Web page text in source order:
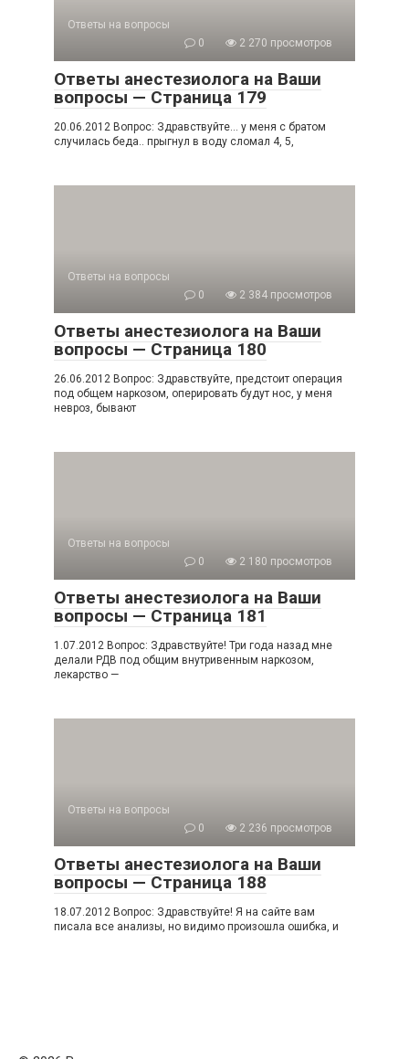
Ответы на вопросы
0
2 270 просмотров
Ответы анестезиолога на Ваши
вопросы — Страница 179
20.06.2012 Вопрос: Здравствуйте… у меня с братом
случилась беда.. прыгнул в воду сломал 4, 5,
Ответы на вопросы
0
2 384 просмотров
Ответы анестезиолога на Ваши
вопросы — Страница 180
26.06.2012 Вопрос: Здравствуйте, предстоит операция
под общем наркозом, оперировать будут нос, у меня
невроз, бывают
Ответы на вопросы
0
2 180 просмотров
Ответы анестезиолога на Ваши
вопросы — Страница 181
1.07.2012 Вопрос: Здравствуйте! Три года назад мне
делали РДВ под общим внутривенным наркозом,
лекарство —
Ответы на вопросы
0
2 236 просмотров
Ответы анестезиолога на Ваши
вопросы — Страница 188
18.07.2012 Вопрос: Здравствуйте! Я на сайте вам
писала все анализы, но видимо произошла ошибка, и